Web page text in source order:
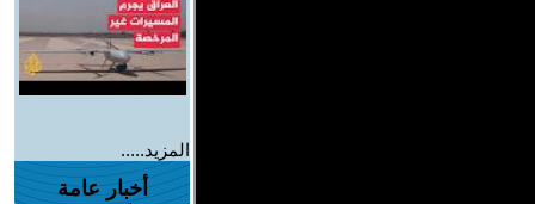
المزيد.....
أخبار عامة